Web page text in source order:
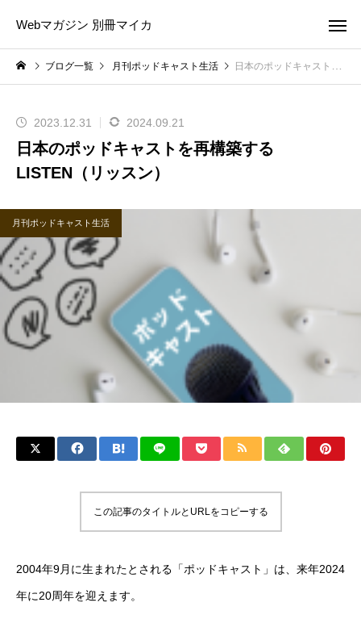
Webマガジン 別冊マイカ
ブログ一覧 月刊ポッドキャスト生活 日本のポッドキャストを再構築するLISTEN（リッスン）
2023.12.31 2024.09.21
日本のポッドキャストを再構築する
LISTEN（リッスン）
月刊ポッドキャスト生活
この記事のタイトルとURLをコピーする
2004年9月に生まれたとされる「ポッドキャスト」は、来年2024
年に20周年を迎えます。